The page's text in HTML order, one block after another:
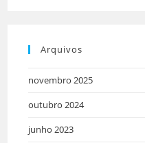
Arquivos
novembro 2025
outubro 2024
junho 2023